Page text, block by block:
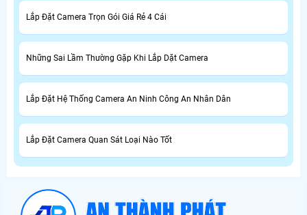
Lắp Đặt Camera Trọn Gói Giá Rẻ 4 Cái
Những Sai Lầm Thường Gặp Khi Lắp Dặt Camera
Lắp Đặt Hệ Thống Camera An Ninh Công An Nhân Dân
Lắp Đặt Camera Quan Sát Loại Nào Tốt